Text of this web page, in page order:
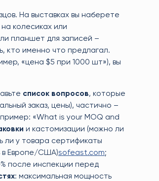
На выставках вы наберете
колесиках или
планшет для записей –
кто именно что предлагал.
«цена $5 при 1000 шт»), вы
список вопросов, которые
заказ, цены), частично –
«What is your MOQ and
и кастомизации (можно ли
ли у товара сертификаты
в Европе/США)sofeast.com;
после инспекции перед
: максимальная мощность